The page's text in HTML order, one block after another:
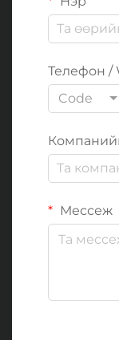
Телефон /
Code
Мессеж